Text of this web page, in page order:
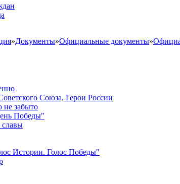
»Документы»Официальные документы»
Союза, Герои России
не забыто
Победы"
Истории. Голос Победы"